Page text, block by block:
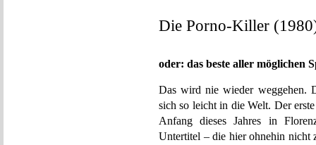
Die Porno-Killer
oder: das beste aller möglichen
Das wird nie wieder weggehen.
sich so leicht in die Welt. Der
Anfang dieses Jahres in
Untertitel – die hier ohnehin nicht